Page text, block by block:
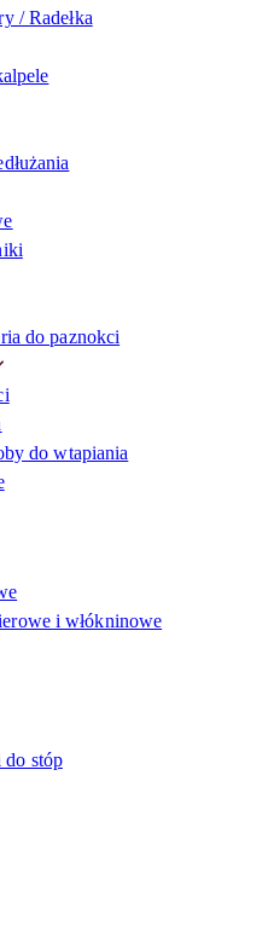
/ Radełka
do paznokci
do wtapiania
i włókninowe
do stóp